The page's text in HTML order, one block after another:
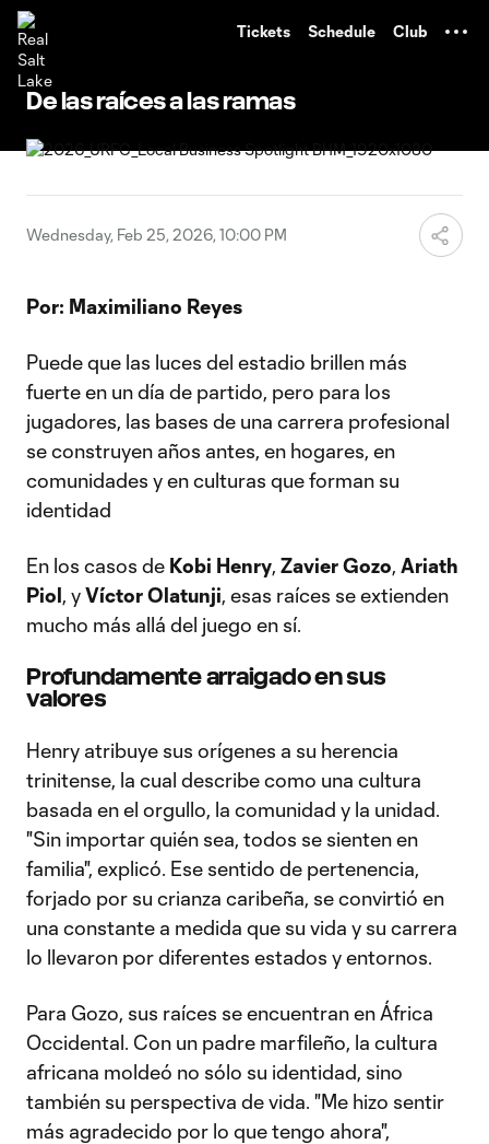
Tickets Schedule Club
De las raíces a las ramas
Wednesday, Feb 25, 2026, 10:00 PM
Por: Maximiliano Reyes
Puede que las luces del estadio brillen más
fuerte en un día de partido, pero para los
jugadores, las bases de una carrera profesional
se construyen años antes, en hogares, en
comunidades y en culturas que forman su
identidad
En los casos de Kobi Henry, Zavier Gozo, Ariath
Piol, yVíctor Olatunji, esas raíces se extienden
mucho más allá del juego en sí.
Profundamente arraigado en sus
valores
Henry atribuye sus orígenes a su herencia
trinitense, la cual describe como una cultura
basada en el orgullo, la comunidad y la unidad.
"Sin importar quién sea, todos se sienten en
familia", explicó. Ese sentido de pertenencia,
forjado por su crianza caribeña, se convirtió en
una constante a medida que su vida y su carrera
lo llevaron por diferentes estados y entornos.
Para Gozo, sus raíces se encuentran en África
Occidental. Con un padre marfileño, la cultura
africana moldeó no sólo su identidad, sino
también su perspectiva de vida. "Me hizo sentir
más agradecido por lo que tengo ahora",